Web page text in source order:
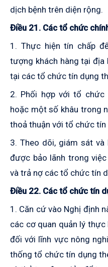
dịch bệnh trên diện rộng.
Điều 21. Các tổ chức
1. Thực hiện tín chấp
tượng khách hàng tại địa
tại các tổ chức tín dụng
2. Phối hợp với tổ
hoặc một số khâu trong
thoả thuận với tổ chức tín
3. Theo dõi, giám sát
được bảo lãnh trong
và trả nợ các tổ chức tín
Điều 22. Các tổ chức tín
1. Căn cứ vào Nghị định
các cơ quan quản lý
đối với lĩnh vực nông
thống tổ chức tín dụng